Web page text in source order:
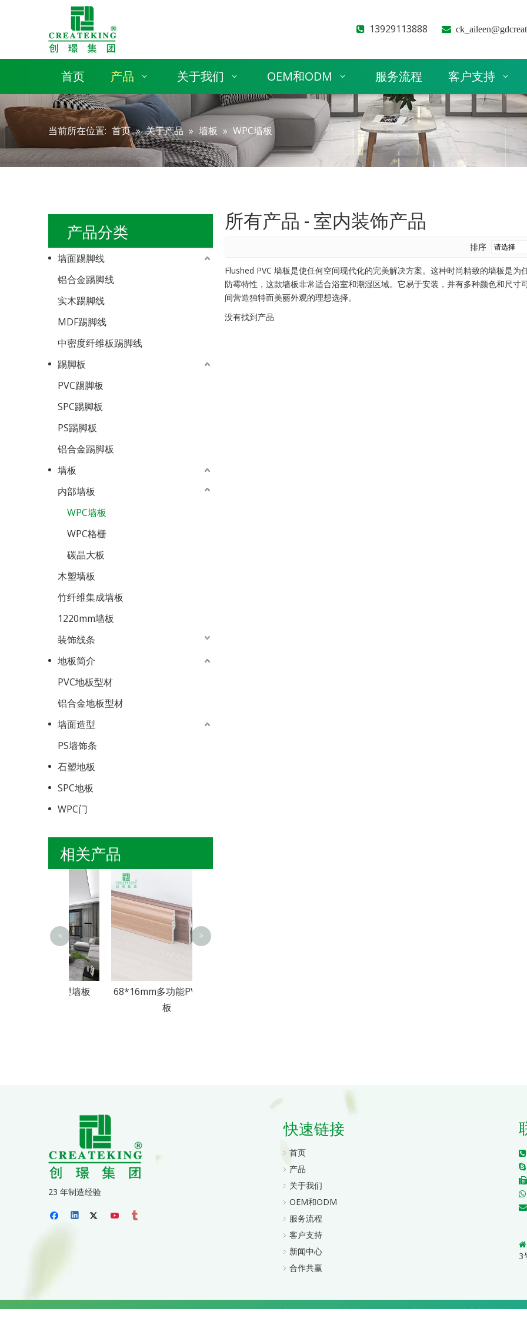
 13929113888 
首页 产品 关于我们 OEM和ODM 服务流程 客户支持
当前所在位置: 首页 » 关于产品 » 墙板 » WPC墙板
产品分类
墙面踢脚线
铝合金踢脚线
实木踢脚线
MDF踢脚线
中密度纤维板踢脚线
踢脚板
PVC踢脚板
SPC踢脚板
PS踢脚板
铝合金踢脚板
墙板
内部墙板
WPC墙板
WPC格栅
碳晶大板
木塑墙板
竹纤维集成墙板
1220mm墙板
装饰线条
地板简介
PVC地板型材
铝合金地板型材
墙面造型
PS墙饰条
石塑地板
SPC地板
WPC门
相关产品
68*16mm多功能PVC踢脚
< >
所有产品 - 室内装饰产品
排序
Flushed PVC 墙板是使任何空间现代化的完美解决方案。这种时尚精致的墙板是
防霉特性，这款墙板非常适合浴室和潮湿区域。它易于安装，并有多种颜色和尺
间营造独特而美丽外观的理想选择。
没有找到产品
23 年制造经验
快速链接
首页
产品
关于我们
OEM和ODM
服务流程
客户支持
新闻中心
合作共赢





3
版权所有 ©2026广东创璟新材料科技有限公司网站地图|领动技术支持粤ICP